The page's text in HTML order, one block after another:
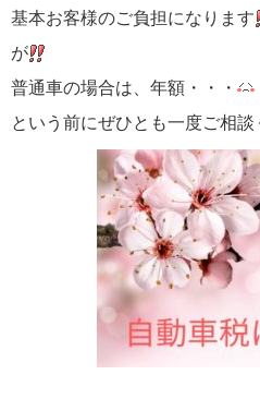
基本お客様のご負担になります
が
普通車の場合は、年額・・・
という前にぜひとも一度ご相談